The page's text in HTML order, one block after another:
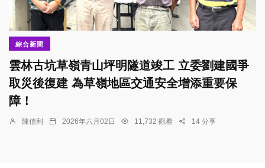
綜合新聞
雲林古坑草嶺青山坪明隧道竣工 立委劉建國爭
取災後復建 為草嶺地區交通安全增添重要保
障！
陳信利 2026年六月02日 11,732 觀看 14 分享